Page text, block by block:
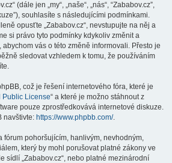
(dále jen „my“, „naše“, „nás“, “Zababov.cz”,
souhlasíte s následujícími podmínkami.
opusťte „Zababov.cz“, nevstupujte na něj a
si právo tyto podmínky kdykoliv změnit a
vás o této změně informovali. Přesto je
sledovat vzhledem k tomu, že používáním
což je řešení internetového fóra, které je
Public License“ a které je možno stáhnout z
pouze zprostředkovává internetové diskuze.
navštivte: https://www.phpbb.com/.
fórum pohoršujícím, hanlivým, nevhodným,
který by mohl porušovat platné zákony ve
sídlí „Zababov.cz“, nebo platné mezinárodní